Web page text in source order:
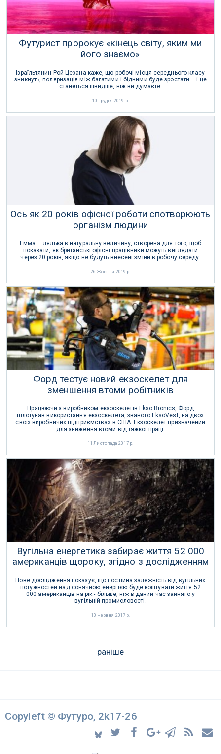
Футурист пророкує «кінець світу, яким ми
його знаємо»
Ізраїльтянин Рой Цезана каже, що робочі місця середнього класу
зникнуть, поляризація між багатими і бідними буде зростати – і це
станеться швидше, ніж ви думаєте.
10 Грудня 2019 р.
Ось як 20 років офісної роботи спотворюють
організм людини
Емма — лялька в натуральну величину, створена для того, щоб
показати, як британські офісні працівники можуть виглядати
через 20 років, якщо не будуть внесені зміни в робочу середу.
26 Жовтня 2019 р.
Форд тестує новий екзоскелет для
зменшення втоми робітників
Працюючи з виробником екзоскелетів Ekso Bionics, Форд
пілотував використання екзоскелета, званого EksoVest, на двох
своїх виробничих підприємствах в США. Екзоскелет призначений
для зниження втоми від тяжкої праці.
11 Листопада 2017 р.
Вугільна енергетика забирає життя 52 000
американців щороку, згідно з дослідженням
Нове дослідження показує, що постійна залежність від вугільних
потужностей над сонячною енергією буде коштувати життя 52
000 американців на рік - більше, ніж в даний час зайнято у
вугільній промисловості.
10 Червня 2017 р.
раніше
Copyleft © Футуро, 2k17-26